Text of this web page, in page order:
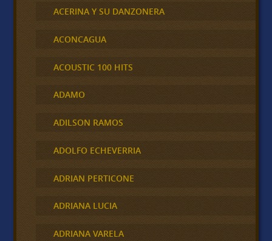
ACERINA Y SU DANZONERA
ACONCAGUA
ACOUSTIC 100 HITS
ADAMO
ADILSON RAMOS
ADOLFO ECHEVERRIA
ADRIAN PERTICONE
ADRIANA LUCIA
ADRIANA VARELA